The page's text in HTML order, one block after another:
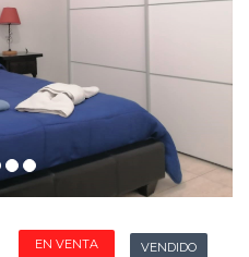
EN VENTA VENDIDO